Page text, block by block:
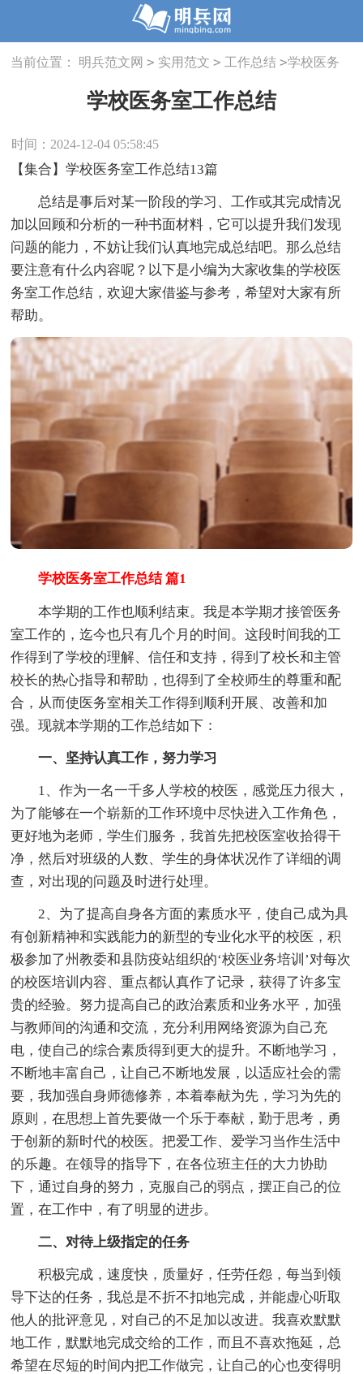
当前位置： 明兵范文网 > 实用范文 > 工作总结 >学校医务
学校医务室工作总结
时间：2024-12-04 05:58:45
【集合】学校医务室工作总结13篇
总结是事后对某一阶段的学习、工作或其完成情况
加以回顾和分析的一种书面材料，它可以提升我们发现
问题的能力，不妨让我们认真地完成总结吧。那么总结
要注意有什么内容呢？以下是小编为大家收集的学校医
务室工作总结，欢迎大家借鉴与参考，希望对大家有所
帮助。
学校医务室工作总结 篇1
本学期的工作也顺利结束。我是本学期才接管医务
室工作的，迄今也只有几个月的时间。这段时间我的工
作得到了学校的理解、信任和支持，得到了校长和主管
校长的热心指导和帮助，也得到了全校师生的尊重和配
合，从而使医务室相关工作得到顺利开展、改善和加
强。现就本学期的工作总结如下：
一、坚持认真工作，努力学习
1、作为一名一千多人学校的校医，感觉压力很大，
为了能够在一个崭新的工作环境中尽快进入工作角色，
更好地为老师，学生们服务，我首先把校医室收拾得干
净，然后对班级的人数、学生的身体状况作了详细的调
查，对出现的问题及时进行处理。
2、为了提高自身各方面的素质水平，使自己成为具
有创新精神和实践能力的新型的专业化水平的校医，积
极参加了州教委和县防疫站组织的‘校医业务培训’对每次
的校医培训内容、重点都认真作了记录，获得了许多宝
贵的经验。努力提高自己的政治素质和业务水平，加强
与教师间的沟通和交流，充分利用网络资源为自己充
电，使自己的综合素质得到更大的提升。不断地学习，
不断地丰富自己，让自己不断地发展，以适应社会的需
要，我加强自身师德修养，本着奉献为先，学习为先的
原则，在思想上首先要做一个乐于奉献，勤于思考，勇
于创新的新时代的校医。把爱工作、爱学习当作生活中
的乐趣。在领导的指导下，在各位班主任的大力协助
下，通过自身的努力，克服自己的弱点，摆正自己的位
置，在工作中，有了明显的进步。
二、对待上级指定的任务
积极完成，速度快，质量好，任劳任怨，每当到领
导下达的任务，我总是不折不扣地完成，并能虚心听取
他人的批评意见，对自己的不足加以改进。我喜欢默默
地工作，默默地完成交给的工作，而且不喜欢拖延，总
希望在尽短的时间内把工作做完，让自己的心也变得明